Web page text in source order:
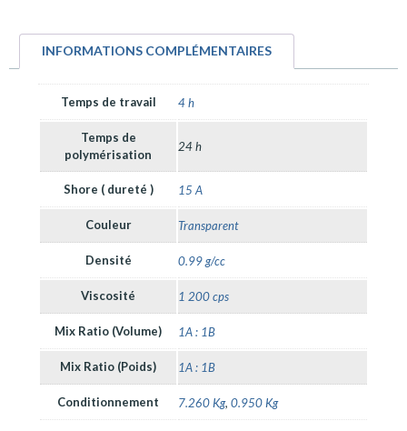
INFORMATIONS COMPLÉMENTAIRES
Temps de travail 4 h
Temps de
polymérisation
24 h
Shore ( dureté ) 15 A
Couleur Transparent
Densité 0.99 g/cc
Viscosité 1 200 cps
Mix Ratio (Volume) 1A : 1B
Mix Ratio (Poids) 1A : 1B
Conditionnement 7.260 Kg, 0.950 Kg